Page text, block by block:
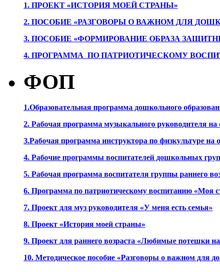
1. ПРОЕКТ «ИСТОРИЯ МОЕЙ СТРАНЫ»
2. ПОСОБИЕ «РАЗГОВОРЫ О ВАЖНОМ ДЛЯ
3. ПОСОБИЕ «ФОРМИРОВАНИЕ ОБРАЗА
4. ПРОГРАММА ПО ПАТРИОТИЧЕСКОМУ
ФОП
1.Образовательная программа дошкольного
2. Рабочая программа музыкального руководителя
3.Рабочая программа инструктора по физкультуре
4. Рабочие программы воспитателей дошкольных
5. Рабочая программа воспитателя группы раннего
6. Программа по патриотическому воспитанию «Моя
7. Проект для муз руководителя «У меня есть семья»
8. Проект «История моей страны»
9. Проект для раннего возраста «Любимые потешки
10. Методическое пособие «Разговоры о важном для